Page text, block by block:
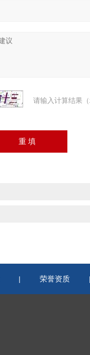
请输入计算结果
| 荣誉资质